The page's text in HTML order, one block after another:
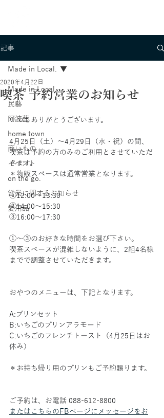
記事
Made in Local.
民藝
阿波藍
home town
商いもの
イベント
on the go.
営業に関するお知らせ
愛用品
Made in Local.
喫茶 予約営業のお知らせ
2020年4月22日
いつもありがとうございます。
4月25日（土）〜4月29日（水・祝）の間、
喫茶は予約の方のみのご利用とさせていただ
きます。
＊物販スペースは通常営業となります。
①12:00〜13:30
②14:00〜15:30
③16:00〜17:30
①〜③のお好きな時間をお選び下さい。
喫茶スペースが混雑しないように、2組4名様
までで調整させていただきます。
おやつのメニューは、下記となります。
A:プリンセット
B:いちごのプリンアラモード
C:いちごのフレンチトースト（4月25日はお
休み）
＊お持ち帰り用のプリンもご予約賜ります。
ご予約は、お電話 088-612-8800
またはこちらのFBページにメッセージをお